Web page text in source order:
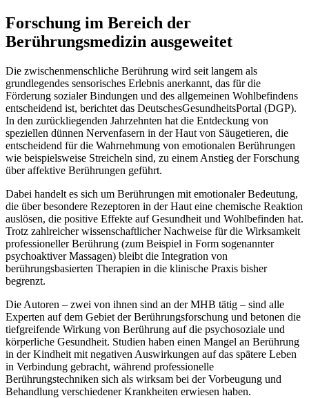
Forschung im Bereich der
Berührungsmedizin ausgeweitet
Die zwischenmenschliche Berührung wird seit langem als
grundlegendes sensorisches Erlebnis anerkannt, das für die
Förderung sozialer Bindungen und des allgemeinen Wohlbefindens
entscheidend ist, berichtet das DeutschesGesundheitsPortal (DGP).
In den zurückliegenden Jahrzehnten hat die Entdeckung von
speziellen dünnen Nervenfasern in der Haut von Säugetieren, die
entscheidend für die Wahrnehmung von emotionalen Berührungen
wie beispielsweise Streicheln sind, zu einem Anstieg der Forschung
über affektive Berührungen geführt.
Dabei handelt es sich um Berührungen mit emotionaler Bedeutung,
die über besondere Rezeptoren in der Haut eine chemische Reaktion
auslösen, die positive Effekte auf Gesundheit und Wohlbefinden hat.
Trotz zahlreicher wissenschaftlicher Nachweise für die Wirksamkeit
professioneller Berührung (zum Beispiel in Form sogenannter
psychoaktiver Massagen) bleibt die Integration von
berührungsbasierten Therapien in die klinische Praxis bisher
begrenzt.
Die Autoren – zwei von ihnen sind an der MHB tätig – sind alle
Experten auf dem Gebiet der Berührungsforschung und betonen die
tiefgreifende Wirkung von Berührung auf die psychosoziale und
körperliche Gesundheit. Studien haben einen Mangel an Berührung
in der Kindheit mit negativen Auswirkungen auf das spätere Leben
in Verbindung gebracht, während professionelle
Berührungstechniken sich als wirksam bei der Vorbeugung und
Behandlung verschiedener Krankheiten erwiesen haben.